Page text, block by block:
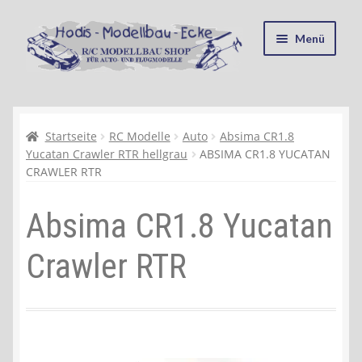
Zur
Navigation
springen
Zum
Inhalt
springen
Menü
Kasse
Mein Konto
Recycling, Entsorgung und Umwelt
Shop
Warenkorb
Startseite RC Modelle Auto
Absima CR1.8
Yucatan Crawler RTR hellgrau
ABSIMA CR1.8 YUCATAN
CRAWLER RTR
Absima CR1.8 Yucatan
Crawler RTR